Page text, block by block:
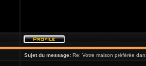
Sujet du message: Re: Votre maison préférée